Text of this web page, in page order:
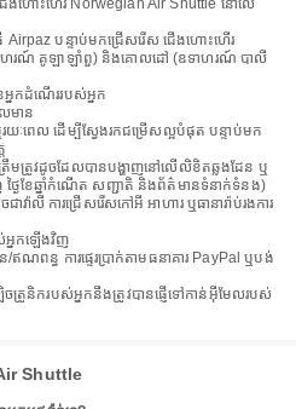
ើងហោះហើរ Norwegian Air Shuttle នៅលើ
បន្ទាប់មកជ្រើសរើស ជើងហោះហើរ
ហរណ៍ គូឡាឡាំពួ) និងគោលដៅ (ឧទាហរណ៍ បាលី
អ្នកដំណើររបស់អ្នក
មាន
ៈពេល ដើម្បីស្វែងរកជម្រើសល្អបំផុត បន្ទាប់មក
មត្រូវដូចដែលបានបង្ហាញនៅលើលិខិតឆ្លងដែន ឬ
ងៃខែឆ្នាំកំណើត សញ្ជាតិ និងព័ត៌មានទំនាក់ទំនង)
វ៉ាលី ការជ្រើសរើសកៅអី អាហារ ឬធានារ៉ាប់រងការ
នកឡើងវិញ
ណពន្ធ ការផ្ទេរប្រាក់តាមធនាគារ PayPal ឬបង់
រូនិករបស់អ្នកនឹងត្រូវបានផ្ញើទៅកាន់អ៊ីមែលរបស់
Shuttle